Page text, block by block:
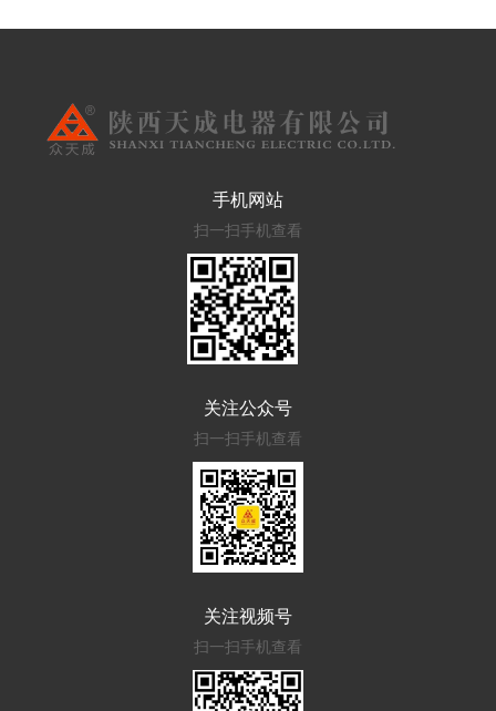
手机网站
扫一扫手机查看
关注公众号
扫一扫手机查看
关注视频号
扫一扫手机查看